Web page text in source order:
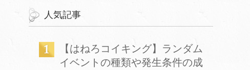
人気記事
【はねろコイキング】ランダム
イベントの種類や発生条件の成